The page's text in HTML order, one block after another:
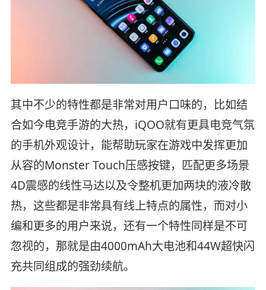
其中不少的特性都是非常对用户口味的，比如结
合如今电竞手游的大热，iQOO就有更具电竞气氛
的手机外观设计，能帮助玩家在游戏中发挥更加
从容的Monster Touch压感按键，匹配更多场景
4D震感的线性马达以及令整机更加两块的液冷散
热，这些都是非常具有线上特点的属性，而对小
编和更多的用户来说，还有一个特性同样是不可
忽视的，那就是由4000mAh大电池和44W超快闪
充共同组成的强劲续航。